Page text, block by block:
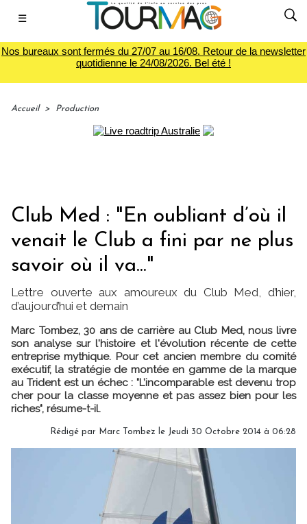
☰
Nos bureaux sont fermés du 27/07 au 16/08. Retour de la newsletter
quotidienne le 24/08/2026. Bel été !
Accueil > Production
Club Med : "En oubliant d’où il
venait le Club a fini par ne plus
savoir où il va..."
Lettre ouverte aux amoureux du Club Med, d’hier,
d’aujourd’hui et demain
Marc Tombez, 30 ans de carrière au Club Med, nous livre
son analyse sur l'histoire et l'évolution récente de cette
entreprise mythique. Pour cet ancien membre du comité
exécutif, la stratégie de montée en gamme de la marque
au Trident est un échec : "L’incomparable est devenu trop
cher pour la classe moyenne et pas assez bien pour les
riches", résume-t-il.
Rédigé par Marc Tombez le Jeudi 30 Octobre 2014 à 06:28